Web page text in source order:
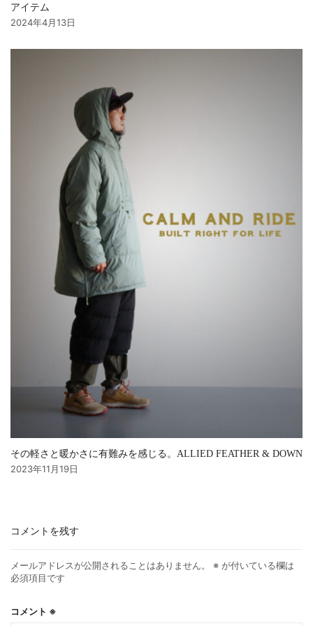
アイテム
2024年4月13日
その軽さと暖かさに有難みを感じる。ALLIED FEATHER & DOWN
2023年11月19日
コメントを残す
メールアドレスが公開されることはありません。 ※ が付いている欄は
必須項目です
コメント ※